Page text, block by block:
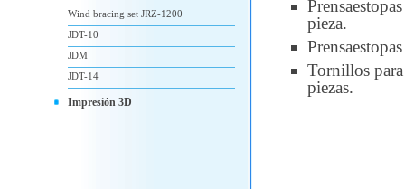
pieza.
Tornillos
piezas.
Wind bracing set JRZ-1200
JDT-10
JDM
JDT-14
Impresión 3D